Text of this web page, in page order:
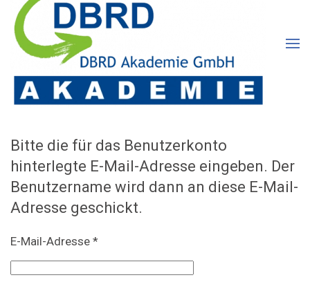
Bitte die für das Benutzerkonto
hinterlegte E-Mail-Adresse eingeben. Der
Benutzername wird dann an diese E-Mail-
Adresse geschickt.
E-Mail-Adresse *